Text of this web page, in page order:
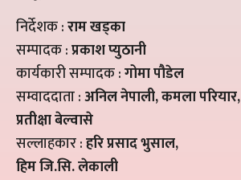
निर्देशक :राम खड्का
सम्पादक :प्रकाश प्युठानी
कार्यकारी सम्पादक :गोमा पौडेल
सम्वाददाता :अनिल नेपाली, कमला परियार,
प्रतीक्षा बेल्वासे
सल्लाहकार :हरि प्रसाद भुसाल,
हिम जि.सि. लेकाली